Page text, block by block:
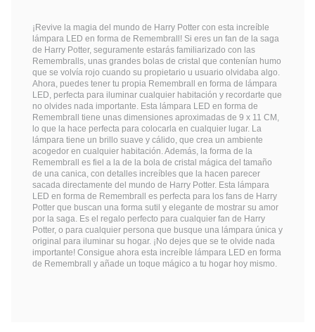
¡Revive la magia del mundo de Harry Potter con esta increíble
lámpara LED en forma de Remembrall! Si eres un fan de la saga
de Harry Potter, seguramente estarás familiarizado con las
Remembralls, unas grandes bolas de cristal que contenían humo
que se volvía rojo cuando su propietario u usuario olvidaba algo.
Ahora, puedes tener tu propia Remembrall en forma de lámpara
LED, perfecta para iluminar cualquier habitación y recordarte que
no olvides nada importante. Esta lámpara LED en forma de
Remembrall tiene unas dimensiones aproximadas de 9 x 11 CM,
lo que la hace perfecta para colocarla en cualquier lugar. La
lámpara tiene un brillo suave y cálido, que crea un ambiente
acogedor en cualquier habitación. Además, la forma de la
Remembrall es fiel a la de la bola de cristal mágica del tamaño
de una canica, con detalles increíbles que la hacen parecer
sacada directamente del mundo de Harry Potter. Esta lámpara
LED en forma de Remembrall es perfecta para los fans de Harry
Potter que buscan una forma sutil y elegante de mostrar su amor
por la saga. Es el regalo perfecto para cualquier fan de Harry
Potter, o para cualquier persona que busque una lámpara única y
original para iluminar su hogar. ¡No dejes que se te olvide nada
importante! Consigue ahora esta increíble lámpara LED en forma
de Remembrall y añade un toque mágico a tu hogar hoy mismo.